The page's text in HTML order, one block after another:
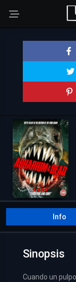
Info
Sinopsis
Cuando un